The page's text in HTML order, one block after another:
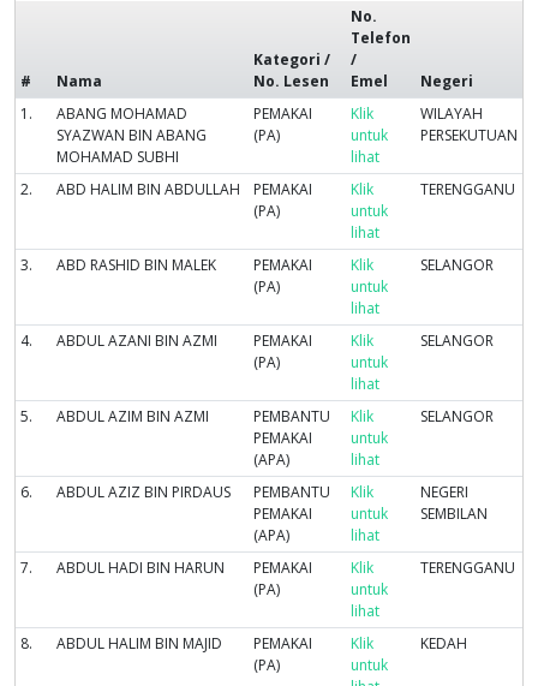
# Nama
Kategori /
No. Lesen
No.
Telefon
/
Emel
Negeri
1.
ABANG MOHAMAD
SYAZWAN BIN ABANG
MOHAMAD SUBHI
PEMAKAI
(PA)
Klik
untuk
lihat
WILAYAH
PERSEKUTUAN
2. ABD HALIM BIN ABDULLAH
PEMAKAI
(PA)
Klik
untuk
lihat
TERENGGANU
3. ABD RASHID BIN MALEK
PEMAKAI
(PA)
Klik
untuk
lihat
SELANGOR
4. ABDUL AZANI BIN AZMI
PEMAKAI
(PA)
Klik
untuk
lihat
SELANGOR
5. ABDUL AZIM BIN AZMI
PEMBANTU
PEMAKAI
(APA)
Klik
untuk
lihat
SELANGOR
6. ABDUL AZIZ BIN PIRDAUS
PEMBANTU
PEMAKAI
(APA)
Klik
untuk
lihat
NEGERI
SEMBILAN
7. ABDUL HADI BIN HARUN
PEMAKAI
(PA)
Klik
untuk
lihat
TERENGGANU
8. ABDUL HALIM BIN MAJID
PEMAKAI
(PA)
Klik
untuk
KEDAH